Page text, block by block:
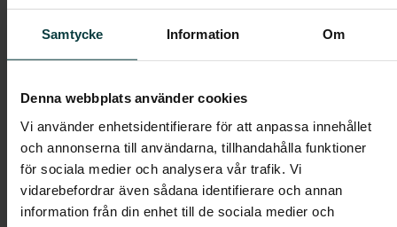
Samtycke Information Om
Denna webbplats använder cookies
Vi använder enhetsidentifierare för att anpassa innehållet
och annonserna till användarna, tillhandahålla funktioner
för sociala medier och analysera vår trafik. Vi
vidarebefordrar även sådana identifierare och annan
information från din enhet till de sociala medier och
3 rum och kök
Välkommen till denna 3 rum och kök om 68 kvm
I entrén möts du av ett praktiskt klinkergolv i grått,
och en stor garderob som döljer dina ytterkläder med
praktiska skjutdörrar.
Hallen tar dig vidare in i det rymliga vardagsrummet i